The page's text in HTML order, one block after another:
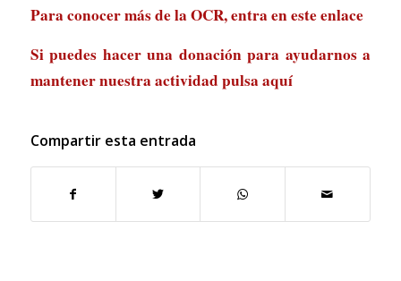
Para conocer más de la OCR, entra eneste enlace
Si puedes hacer una donación para ayudarnos a
mantener nuestra actividad pulsa aquí
Compartir esta entrada